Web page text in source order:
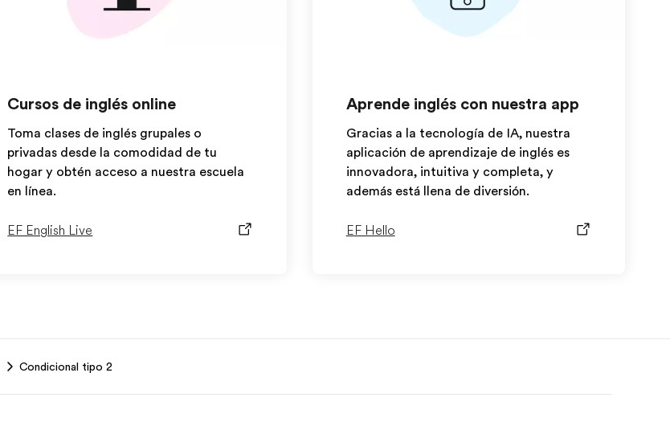
Cursos de inglés online
Toma clases de inglés grupales o
privadas desde la comodidad de tu
hogar y obtén acceso a nuestra escuela
en línea.
EF English Live
Aprende inglés con nuestra app
Gracias a la tecnología de IA, nuestra
aplicación de aprendizaje de inglés es
innovadora, intuitiva y completa, y
además está llena de diversión.
EF Hello
Condicional tipo 2